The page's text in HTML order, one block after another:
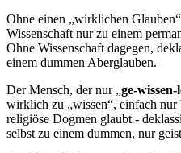
Ohne einen „wirklichen
Wissenschaft nur zu einem
Ohne Wissenschaft dagegen,
einem dummen Aberglauben.
Der Mensch, der nur „ge-wissen-
wirklich zu „wissen“, einfach
religiöse Dogmen glaubt -
selbst zu einem dummen, nur